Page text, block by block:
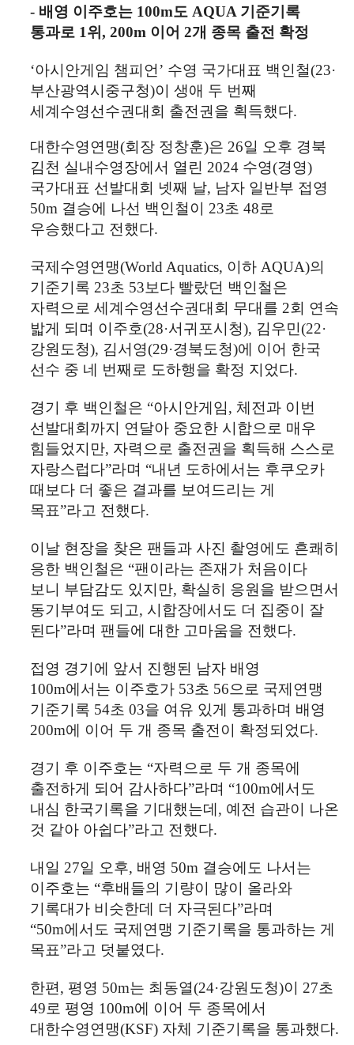
- 배영 이주호는 100m도 AQUA 기준기록
통과로 1위, 200m 이어 2개 종목 출전 확정
‘아시안게임 챔피언 ’ 수영 국가대표 백인철(23·
부산광역시중구청)이 생애 두 번째
세계수영선수권대회 출전권을 획득했다.
대한수영연맹(회장 정창훈)은 26일 오후 경북
김천 실내수영장에서 열린 2024 수영(경영)
국가대표 선발대회 넷째 날, 남자 일반부 접영
50m 결승에 나선 백인철이 23초 48로
우승했다고 전했다.
국제수영연맹(World Aquatics, 이하 AQUA)의
기준기록 23초 53보다 빨랐던 백인철은
자력으로 세계수영선수권대회 무대를 2회 연속
밟게 되며 이주호(28·서귀포시청), 김우민(22·
강원도청), 김서영(29·경북도청)에 이어 한국
선수 중 네 번째로 도하행을 확정 지었다.
경기 후 백인철은 “아시안게임, 체전과 이번
선발대회까지 연달아 중요한 시합으로 매우
힘들었지만, 자력으로 출전권을 획득해 스스로
자랑스럽다”라며 “내년 도하에서는 후쿠오카
때보다 더 좋은 결과를 보여드리는 게
목표”라고 전했다.
이날 현장을 찾은 팬들과 사진 촬영에도 흔쾌히
응한 백인철은 “팬이라는 존재가 처음이다
보니 부담감도 있지만, 확실히 응원을 받으면서
동기부여도 되고, 시합장에서도 더 집중이 잘
된다”라며 팬들에 대한 고마움을 전했다.
접영 경기에 앞서 진행된 남자 배영
100m에서는 이주호가 53초 56으로 국제연맹
기준기록 54초 03을 여유 있게 통과하며 배영
200m에 이어 두 개 종목 출전이 확정되었다.
경기 후 이주호는 “자력으로 두 개 종목에
출전하게 되어 감사하다”라며 “100m에서도
내심 한국기록을 기대했는데 , 예전 습관이 나온
것 같아 아쉽다”라고 전했다.
내일 27일 오후, 배영 50m 결승에도 나서는
이주호는 “후배들의 기량이 많이 올라와
기록대가 비슷한데 더 자극된다”라며
“50m에서도 국제연맹 기준기록을 통과하는 게
목표”라고 덧붙였다.
한편 , 평영 50m는 최동열(24·강원도청)이 27초
49로 평영 100m에 이어 두 종목에서
대한수영연맹(KSF) 자체 기준기록을 통과했다.